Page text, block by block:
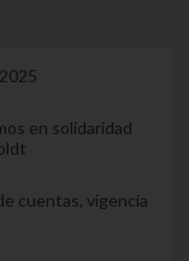
en solidaridad
cuentas, vigencia